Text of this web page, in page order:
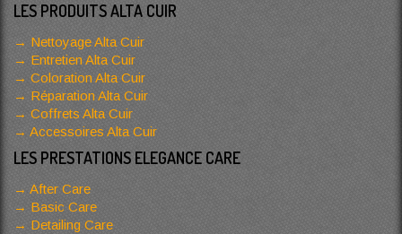
LES PRODUITS ALTA CUIR
Nettoyage Alta Cuir
Entretien Alta Cuir
Coloration Alta Cuir
Réparation Alta Cuir
Coffrets Alta Cuir
Accessoires Alta Cuir
LES PRESTATIONS ELEGANCE CARE
After Care
Basic Care
Detailing Care